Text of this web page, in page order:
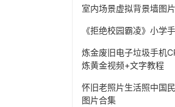
室内场景虚拟背景墙图
《拒绝校园霸凌》小学
炼金废旧电子垃圾手机
炼黄金视频+文字教程
怀旧老照片生活照中国
图片合集